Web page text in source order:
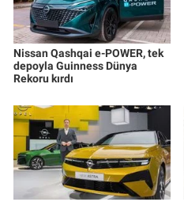
Nissan Qashqai e-POWER, tek
depoyla Guinness Dünya
Rekoru kırdı